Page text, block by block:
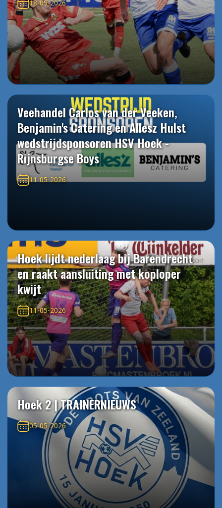
18-05-2026
Veehandel Carlos van der Veeken,
Benjamin's Catering en Allesz Hulst
wedstrijdsponsoren HSV Hoek -
Rijnsburgse Boys
11-05-2026
Hoek lijdt nederlaag bij Barendrecht
en raakt aansluiting met koploper
kwijt
11-05-2026
Hoek 2 | TRAINERNIEUWS
05-05-2026